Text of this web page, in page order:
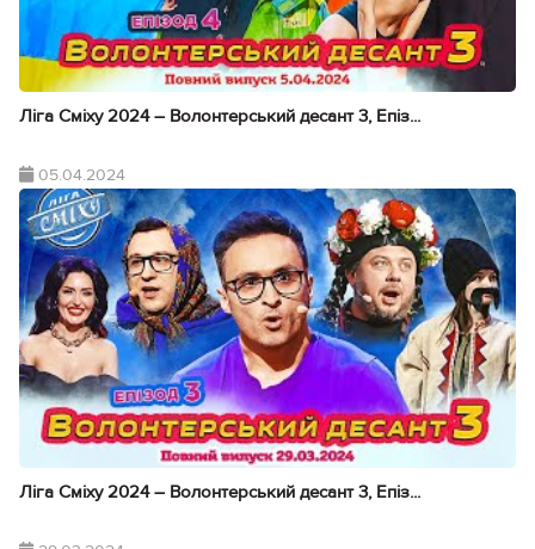
Ліга Сміху 2024 – Волонтерський десант 3, Епіз...
05.04.2024
Ліга Сміху 2024 – Волонтерський десант 3, Епіз...